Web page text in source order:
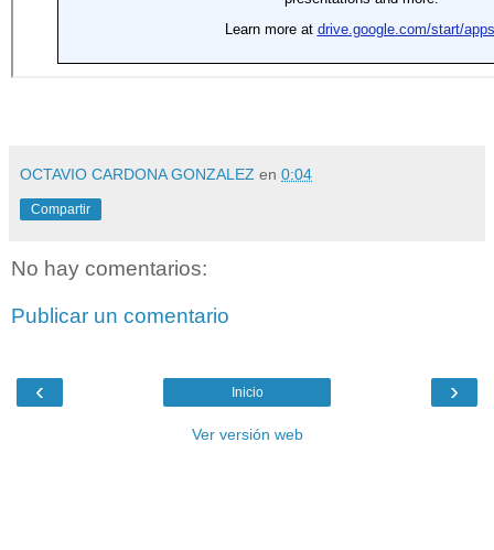
OCTAVIO CARDONA GONZALEZ en 0:04
Compartir
No hay comentarios:
Publicar un comentario
‹ ›
Inicio
Ver versión web